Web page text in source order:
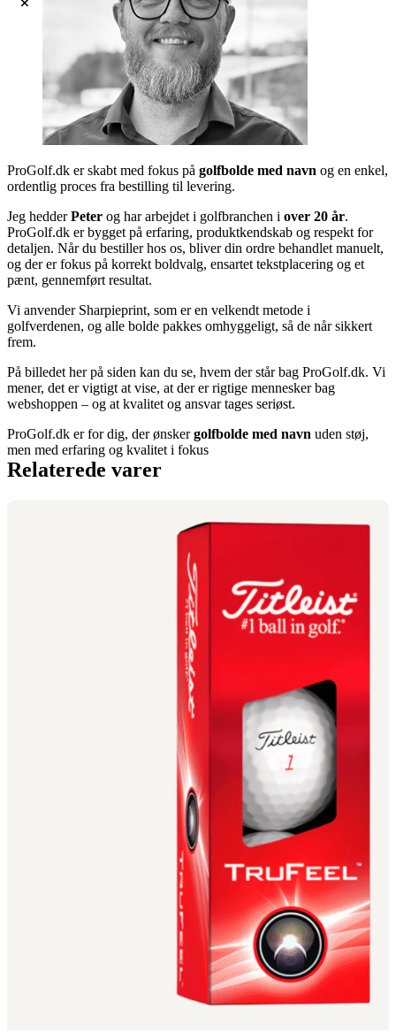
ProGolf.dk er skabt med fokus på golfbolde med navn og en enkel,
ordentlig proces fra bestilling til levering.
Jeg hedderPeter og har arbejdet i golfbranchen i over 20 år.
ProGolf.dk er bygget på erfaring, produktkendskab og respekt for
detaljen. Når du bestiller hos os, bliver din ordre behandlet manuelt,
og der er fokus på korrekt boldvalg, ensartet tekstplacering og et
pænt, gennemført resultat.
Vi anvender Sharpieprint, som er en velkendt metode i
golfverdenen, og alle bolde pakkes omhyggeligt, så de når sikkert
frem.
På billedet her på siden kan du se, hvem der står bag ProGolf.dk. Vi
mener, det er vigtigt at vise, at der er rigtige mennesker bag
webshoppen – og at kvalitet og ansvar tages seriøst.
ProGolf.dk er for dig, der ønskergolfbolde med navn uden støj,
men med erfaring og kvalitet i fokus
Relaterede varer